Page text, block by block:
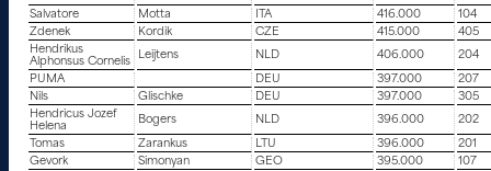
Salvatore
Motta ITA 416.000
104
Zdenek
Kordik CZE 415.000
405
Hendrikus
Alphonsus Cornelis
Leijtens NLD 406.000
204
PUMA
DEU 397.000
207
Nils
Glischke DEU 397.000
305
Hendricus Jozef
Helena
Bogers NLD 396.000
202
Tomas
Zarankus LTU 396.000
201
Gevork
Simonyan GEO 395.000
107